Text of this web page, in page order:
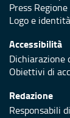
Press Regione
Logo e
Accessibilità
Dichiarazione
Obiettivi di
Redazione
Responsabili